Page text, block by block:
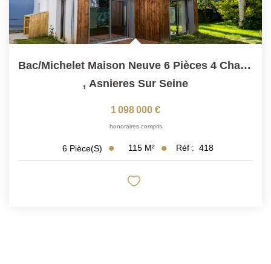
Bac/Michelet Maison Neuve 6 Pièces 4 Chambres Jardin De...
, Asnieres Sur Seine
1 098 000 €
honoraires compris
6 Pièce(s) 115 M² Réf : 418